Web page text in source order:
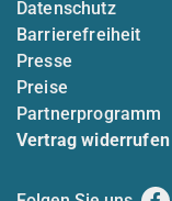
Datenschutz
Barrierefreiheit
Presse
Preise
Partnerprogramm
Vertrag widerrufen